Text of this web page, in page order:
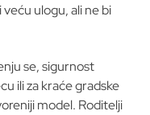
ulogu, ali ne bi
se, sigurnost
ili za kraće gradske
model. Roditelji